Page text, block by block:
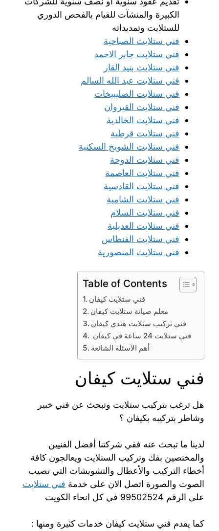
الكبيرة والمنشآت للقيام بالفحص الدوري
للستلايت وتمديداته
فني ستلايت الصباحية
فني ستلايت جابر الاحمد
فني ستلايت بنيد القار
فني ستلايت عبد الله السالم
فني ستلايت الصليبيخات
فني ستلايت القيروان
فني ستلايت الخالدية
فني ستلايت قرطبة
فني ستلايت الشويخ السكنية
فني ستلايت الدوحة
فني ستلايت العاصمة
فني ستلايت القادسية
فني ستلايت الشامية
فني ستلايت السلام
فني ستلايت العديلية
فني ستلايت الفنطاس
فني ستلايت المنصورية
Table of Contents
فني ستلايت كيفان
معلم صيانة ستلايت كيفان
فني تركيب ستلايت هندي كيفان
فني ستلايت 24 ساعة في كيفان
أهم الأسئلة الشائعة
فني ستلايت كيفان
هل ترغب بتركيب ستلايت وتبحث عن فني خبير
وشاطر بتركيبه بكيفان ؟
لدينا ما تبحث عنه ففي شركتنا أفضل الفنيين
والمختصين بفك وتركيب الستلايت ويعالجون كافة
أخطاء التركيب والأعطال والتشويشات التي تصيب
الصوت والصورة اتصل الان على خدمة فني ستلايت
على الرقم 99502524 في كل انحاء الكويت
كما يقدم فني ستلايت كيفان خدمات كثيرة ومنها :